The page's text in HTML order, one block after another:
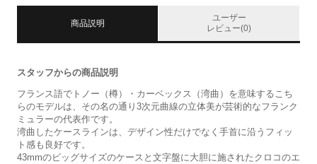
商品説明
ユーザー
レビュー(0)
スタッフからの商品説明
フランス語でトノー（樽）・カーベックス（湾曲）を意味するこち
らのモデルは、その名の通り3次元曲線の立体美が芸術的なフランク
ミュラーの代表作です。
湾曲したケースラインは、デザイン性だけでなく手首に沿うフィッ
ト感も良好です。
43mmのビッグサイズのケースと文字盤に大胆に施されたクロコのエ